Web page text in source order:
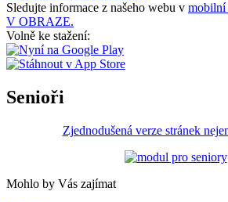
Sledujte informace z našeho webu v mobilní
V OBRAZE.
Volně ke stažení:
Senioři
Zjednodušená verze stránek
Mohlo by Vás zajímat